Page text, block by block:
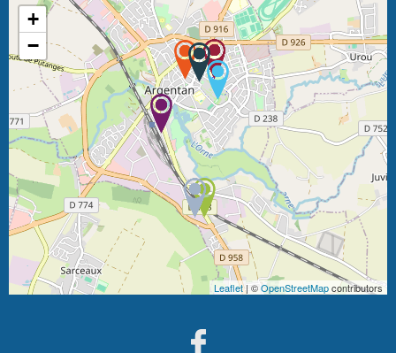
+
−
Leaflet| ©OpenStreetMapcontributors